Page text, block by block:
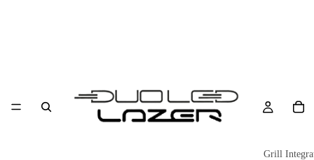
Grill